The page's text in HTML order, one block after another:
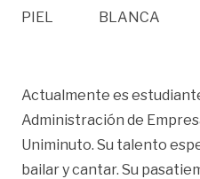
PIEL BLANCA
Actualmente es
Administración de
Uniminuto. Su talento
bailar y cantar. Su